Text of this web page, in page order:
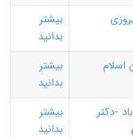
بیشتر
بدانید
اسلام
بیشتر
بدانید
-دکتر
بیشتر
بدانید